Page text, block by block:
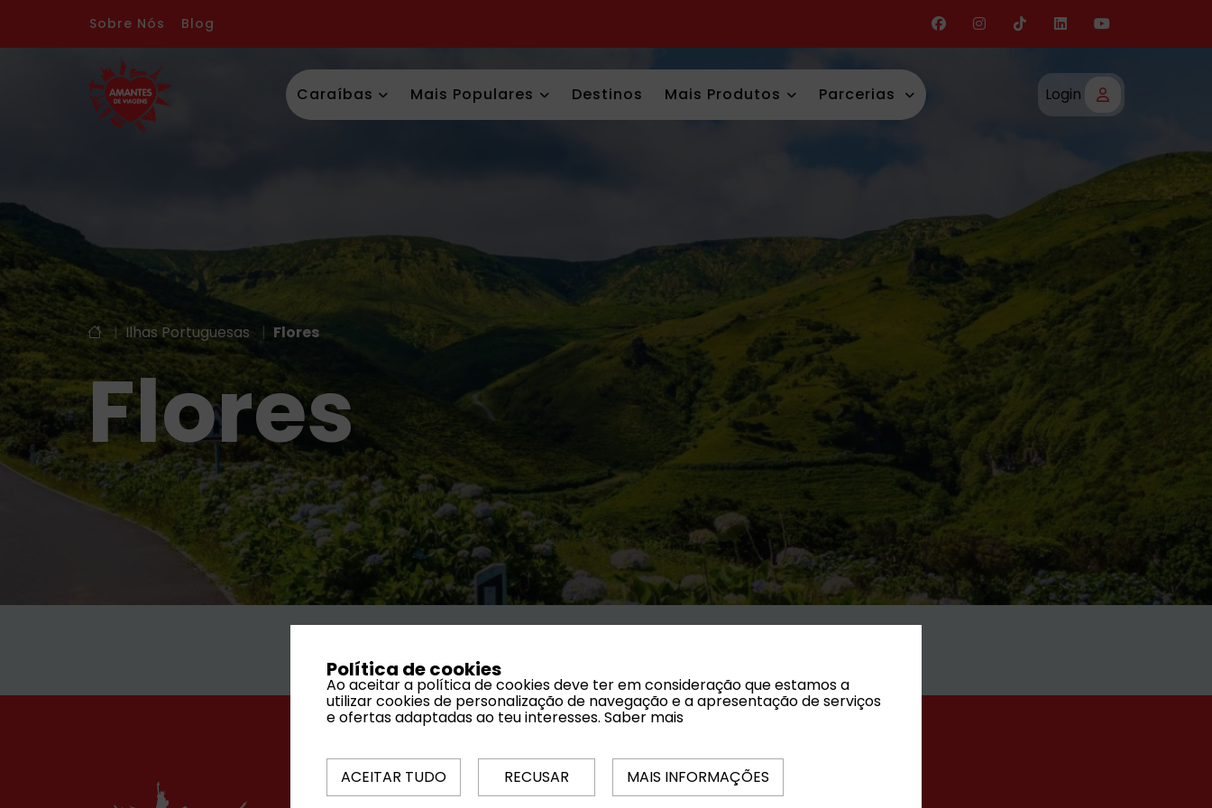
Sobre Nós Blog
Caraíbas Mais Populares Destinos Mais Produtos Parcerias Login
| Ilhas Portuguesas | Flores
Flores
Política de cookies
Ao aceitar a política de cookies deve ter em consideração que estamos a
utilizar cookies de personalização de navegação e a apresentação de serviços
e ofertas adaptadas ao teu interesses. Saber mais
ACEITAR TUDO RECUSAR MAIS INFORMAÇÕES